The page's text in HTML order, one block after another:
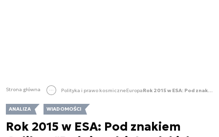
Strona główna Polityka i prawo kosmiczneEuropa Rok 2015 w ESA: Pod znakiem Galileo. "Rośnie udział polskich firm"
ANALIZA WIADOMOŚCI
Rok 2015 w ESA: Pod znakiem